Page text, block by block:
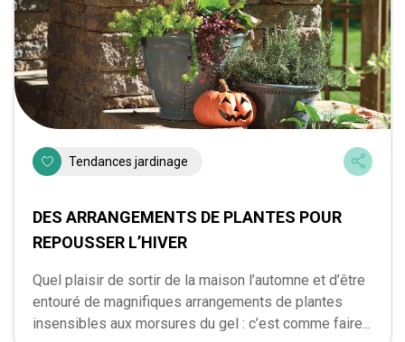
Tendances jardinage
DES ARRANGEMENTS DE PLANTES POUR
REPOUSSER L’HIVER
Quel plaisir de sortir de la maison l’automne et d’être
entouré de magnifiques arrangements de plantes
insensibles aux morsures du gel : c’est comme faire...